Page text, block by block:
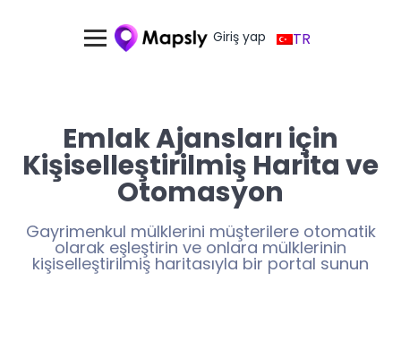
Giriş yap TR
Emlak Ajansları için
Kişiselleştirilmiş Harita ve
Otomasyon
Gayrimenkul mülklerini müşterilere otomatik
olarak eşleştirin ve onlara mülklerinin
kişiselleştirilmiş haritasıyla bir portal sunun